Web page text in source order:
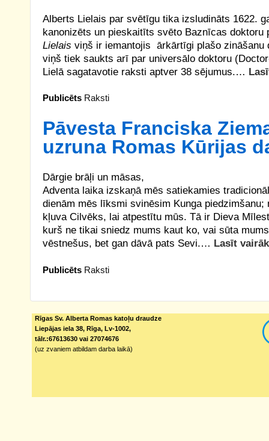
Alberts Lielais par svētīgu tika izsludināts 1622.
kanonizēts un pieskaitīts svēto Baznīcas doktoru
Lielais viņš ir iemantojis ārkārtīgi plašo zināšanu
viņš tiek saukts arī par universālo doktoru
Lielā sagatavotie raksti aptver 38 sējumus.…
Publicēts Raksti
Pāvesta Franciska
uzruna Romas Kūrijas
Dārgie brāļi un māsas,
Adventa laika izskaņā mēs satiekamies
dienām mēs līksmi svinēsim Kunga piedzimšanu;
kļuva Cilvēks, lai atpestītu mūs. Tā ir Dieva
kurš ne tikai sniedz mums kaut ko, vai sūta
vēstnešus, bet gan dāvā pats Sevi.… Lasīt vairāk
Publicēts Raksti
Rīgas Sv. Alberta Romas katoļu draudze
Liepājas iela 38, Rīga, Lv-1002,
tālr.:67613630 vai 27074676
(uz zvaniem atbildam darba laikā)